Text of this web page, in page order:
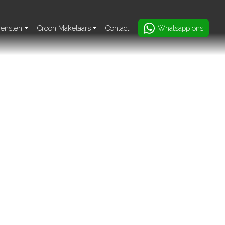
Croon Makelaars Contact Whatsapp ons